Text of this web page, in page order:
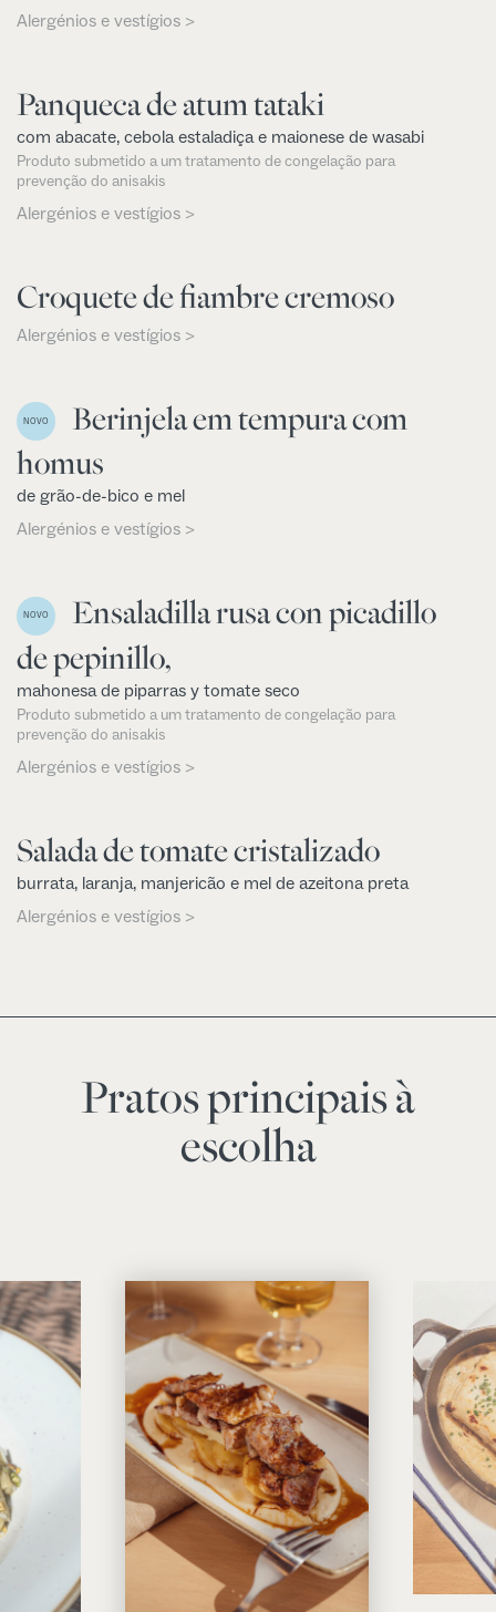
Alergénios e vestígios >
Panqueca de atum tataki
com abacate, cebola estaladiça e maionese de wasabi
Produto submetido a um tratamento de congelação para
prevenção do anisakis
Alergénios e vestígios >
Croquete de fiambre cremoso
Alergénios e vestígios >
NOVO
Berinjela em tempura com
homus
de grão-de-bico e mel
Alergénios e vestígios >
NOVO
Ensaladilla rusa con picadillo
de pepinillo,
mahonesa de piparras y tomate seco
Produto submetido a um tratamento de congelação para
prevenção do anisakis
Alergénios e vestígios >
Salada de tomate cristalizado
burrata, laranja, manjericão e mel de azeitona preta
Alergénios e vestígios >
Pratos principais à
escolha